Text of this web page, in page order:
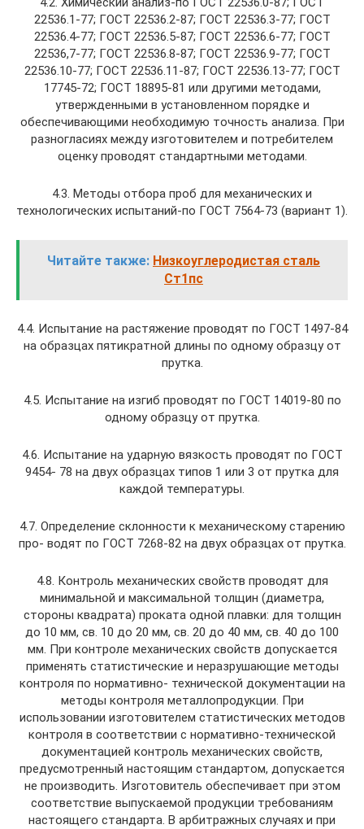
22536.1-77; ГОСТ 22536.2-87; ГОСТ 22536.3-77; ГОСТ
22536.4-77; ГОСТ 22536.5-87; ГОСТ 22536.6-77; ГОСТ
22536,7-77; ГОСТ 22536.8-87; ГОСТ 22536.9-77; ГОСТ
22536.10-77; ГОСТ 22536.11-87; ГОСТ 22536.13-77; ГОСТ
17745-72; ГОСТ 18895-81 или другими методами,
утвержденными в установленном порядке и
обеспечивающими необходимую точность анализа. При
разногласиях между изготовителем и потребителем
оценку проводят стандартными методами.
4.3. Методы отбора проб для механических и
технологических испытаний-по ГОСТ 7564-73 (вариант 1).
Читайте также: Низкоуглеродистая сталь
Ст1пс
4.4. Испытание на растяжение проводят по ГОСТ 1497-84
на образцах пятикратной длины по одному образцу от
прутка.
4.5. Испытание на изгиб проводят по ГОСТ 14019-80 по
одному образцу от прутка.
4.6. Испытание на ударную вязкость проводят по ГОСТ
9454- 78 на двух образцах типов 1 или 3 от прутка для
каждой температуры.
4.7. Определение склонности к механическому старению
про- водят по ГОСТ 7268-82 на двух образцах от прутка.
4.8. Контроль механических свойств проводят для
минимальной и максимальной толщин (диаметра,
стороны квадрата) проката одной плавки: для толщин
до 10 мм, св. 10 до 20 мм, св. 20 до 40 мм, св. 40 до 100
мм. При контроле механических свойств допускается
применять статистические и неразрушающие методы
контроля по нормативно- технической документации на
методы контроля металлопродукции. При
использовании изготовителем статистических методов
контроля в соответствии с нормативно-технической
документацией контроль механических свойств,
предусмотренный настоящим стандартом, допускается
не производить. Изготовитель обеспечивает при этом
соответствие выпускаемой продукции требованиям
настоящего стандарта. В арбитражных случаях и при